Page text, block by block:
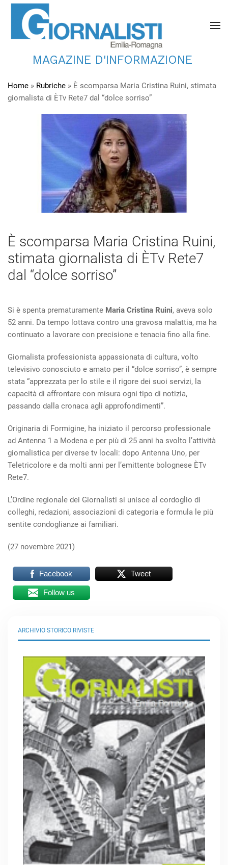
MAGAZINE D'INFORMAZIONE
Home » Rubriche » È scomparsa Maria Cristina Ruini, stimata
giornalista di ÈTv Rete7 dal “dolce sorriso”
È scomparsa Maria Cristina Ruini,
stimata giornalista di ÈTv Rete7
dal “dolce sorriso”
Si è spenta prematuramente Maria Cristina Ruini, aveva solo
52 anni. Da tempo lottava contro una gravosa malattia, ma ha
continuato a lavorare con precisione e tenacia fino alla fine.
Giornalista professionista appassionata di cultura, volto
televisivo conosciuto e amato per il “dolce sorriso”, è sempre
stata “apprezzata per lo stile e il rigore dei suoi servizi, la
capacità di affrontare con misura ogni tipo di notizia,
passando dalla cronaca agli approfondimenti”.
Originaria di Formigine, ha iniziato il percorso professionale
ad Antenna 1 a Modena e per più di 25 anni ha svolto l’attività
giornalistica per diverse tv locali: dopo Antenna Uno, per
Teletricolore e da molti anni per l’emittente bolognese ÈTv
Rete7.
L’Ordine regionale dei Giornalisti si unisce al cordoglio di
colleghi, redazioni, associazioni di categoria e formula le più
sentite condoglianze ai familiari.
(27 novembre 2021)
Facebook Tweet
Follow us
ARCHIVIO STORICO RIVISTE